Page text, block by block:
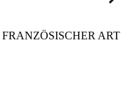
ART